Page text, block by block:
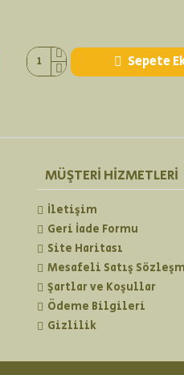
Sepete
MÜŞTERI HIZMETLERI
İletişim
Geri İade Formu
Site Haritası
Mesafeli Satış
Şartlar ve Koşullar
Ödeme Bilgileri
Gizlilik